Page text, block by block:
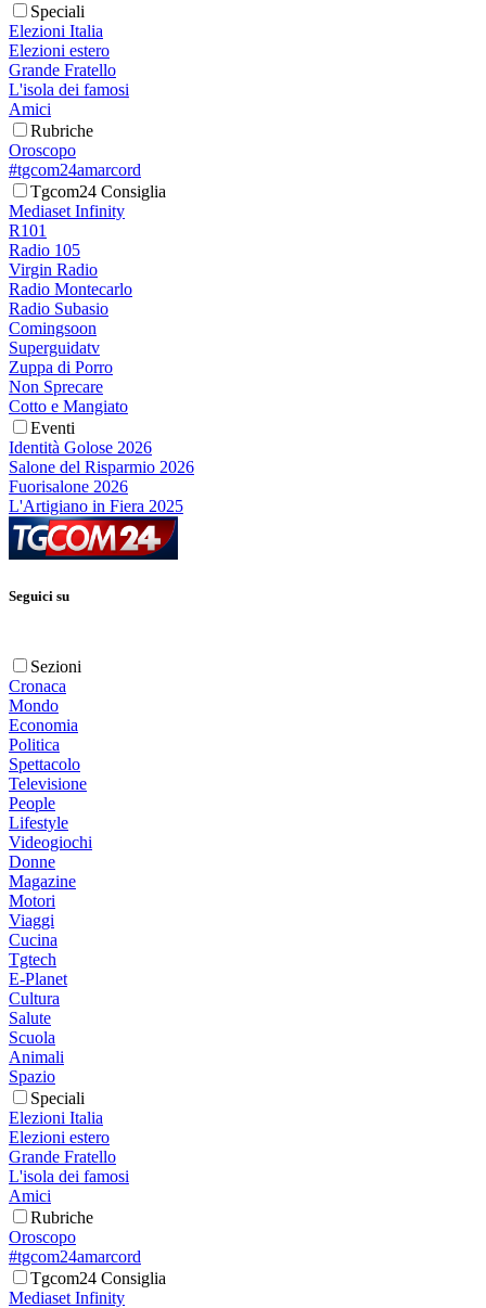
Speciali
Elezioni Italia
Elezioni estero
Grande Fratello
L'isola dei famosi
Amici
Rubriche
Oroscopo
#tgcom24amarcord
Tgcom24 Consiglia
Mediaset Infinity
R101
Radio 105
Virgin Radio
Radio Montecarlo
Radio Subasio
Comingsoon
Superguidatv
Zuppa di Porro
Non Sprecare
Cotto e Mangiato
Eventi
Identità Golose 2026
Salone del Risparmio 2026
Fuorisalone 2026
L'Artigiano in Fiera 2025
Seguici su
Sezioni
Cronaca
Mondo
Economia
Politica
Spettacolo
Televisione
People
Lifestyle
Videogiochi
Donne
Magazine
Motori
Viaggi
Cucina
Tgtech
E-Planet
Cultura
Salute
Scuola
Animali
Spazio
Speciali
Elezioni Italia
Elezioni estero
Grande Fratello
L'isola dei famosi
Amici
Rubriche
Oroscopo
#tgcom24amarcord
Tgcom24 Consiglia
Mediaset Infinity